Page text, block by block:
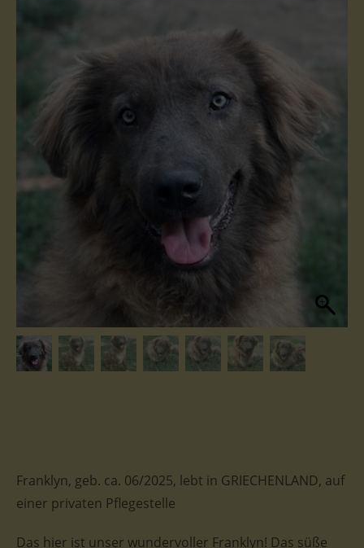
Franklyn, geb. ca. 06/2025, lebt in GRIECHENLAND, auf
einer privaten Pflegestelle
Das hier ist unser wundervoller Franklyn! Das süße